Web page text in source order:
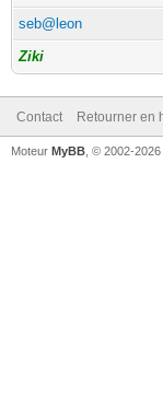
seb@leon
Ziki
Contact Retourner en
Moteur MyBB , © 2002-2026